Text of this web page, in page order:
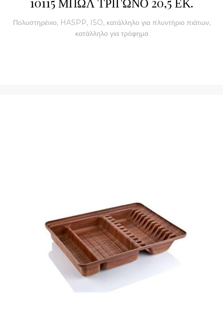
Πολυστηρένιο, HASPP, ISO, κατάλληλο για πλυντήριο πιάτων,
κατάλληλο για τρόφημα